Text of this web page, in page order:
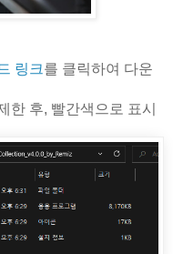
링크를 클릭하여 다운
한 후, 빨간색으로 표시